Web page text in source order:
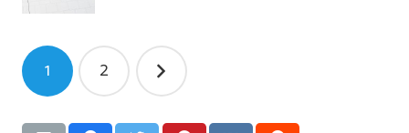
Pagination
des
publications
1 2